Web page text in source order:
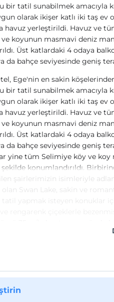
bir tatil sunabilmek amacıyla
olarak ikişer katlı iki taş ev
havuz yerleştirildi. Havuz ve
koyunun masmavi deniz
Üst katlardaki 4 odaya
da bahçe seviyesinde geniş
Ege'nin en sakin
bir tatil sunabilmek amacıyla
olarak ikişer katlı iki taş ev
havuz yerleştirildi. Havuz ve
koyunun masmavi deniz
Üst katlardaki 4 odaya
da bahçe seviyesinde geniş
yine tüm Selimiye köy ve koy
konumlandırıldı.
şairlerimizin isimleriyle
Swan Lake, sakin ve
donatıldı. Yüzme
Havuz içerisine hem masaj
karşı sürekli yüzme